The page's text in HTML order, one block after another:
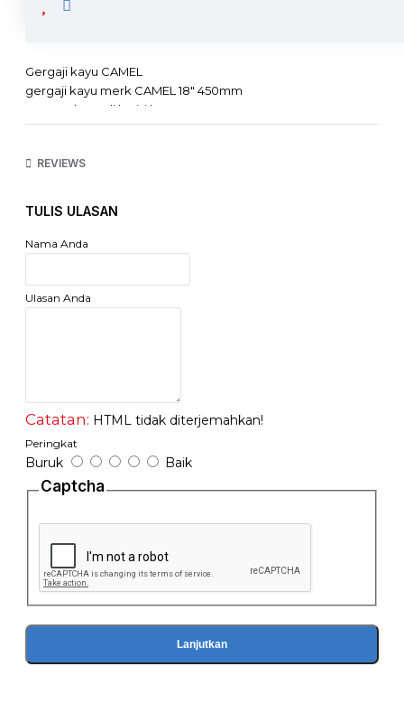
Gergaji kayu CAMEL
gergaji kayu merk CAMEL 18" 450mm
gagang kayu di lapisi karet
top quality
reliable
REVIEWS
TULIS ULASAN
Nama Anda
Ulasan Anda
Catatan: HTML tidak diterjemahkan!
Peringkat
Buruk Baik
Captcha
Lanjutkan